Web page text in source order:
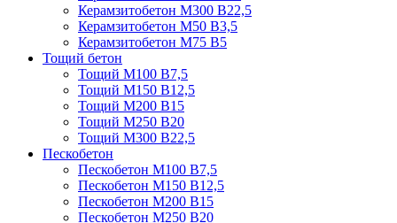
Керамзитобетон М300 В22,5
Керамзитобетон М50 В3,5
Керамзитобетон М75 В5
Тощий бетон
Тощий М100 В7,5
Тощий М150 В12,5
Тощий М200 В15
Тощий М250 В20
Тощий М300 В22,5
Пескобетон
Пескобетон М100 В7,5
Пескобетон М150 В12,5
Пескобетон М200 В15
Пескобетон М250 В20